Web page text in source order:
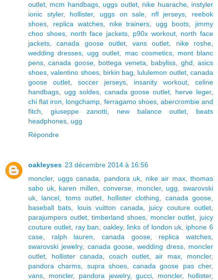
outlet
mcm handbags, uggs outlet, nike huarache, instyler
ionic styler, hollister, uggs on sale nfl jerseys
reebok
shoes
replica watches, nike trainers ugg boots
jimmy
choo shoes, north face jackets p90x workout, north face
jackets ,canada goose outlet,vans outlet nike roshe
wedding dresses
ugg outlet mac cosmetics, mont blanc
pens ,canada goose, bottega veneta babyliss ghd ,asics
shoes ,valentino shoes, birkin bag lululemon outlet,canada
goose outlet
soccer jerseys insanity workout
celine
handbags
ugg soldes, canada goose outlet herve leger,
chi flat iron
longchamp ferragamo shoes, abercrombie and
fitch
giuseppe zanotti new balance outlet
beats
headphones ugg
Répondre
oakleyses 23 décembre 2014 à 16:56
moncler, uggs canada pandora uk nike air max, thomas
sabo uk, karen millen converse, moncler, ugg ,swarovski
uk
lancel toms outlet, hollister clothing canada goose
baseball bats
louis vuitton canada juicy couture outlet
parajumpers outlet,timberland shoes moncler outlet
juicy
couture outlet, ray ban ,oakley, links of london uk
iphone 6
case
ralph lauren ,canada goose, replica watches
swarovski jewelry, canada goose ,wedding dress, moncler
outlet
hollister canada coach outlet air max moncler,
pandora charms
supra shoes,canada goose pas cher,
vans
moncler, pandora jewelry, gucci, moncler, hollister,